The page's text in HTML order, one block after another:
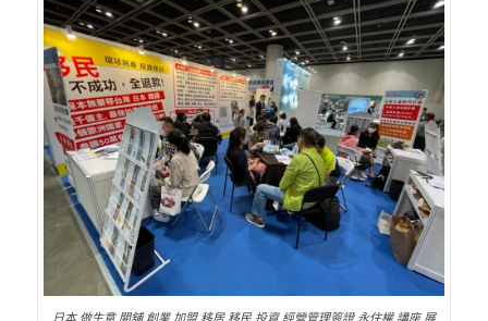
日本 做生意 開舖 創業 加盟 移居 移民 投資 經營管理簽證 永住權 講座 展